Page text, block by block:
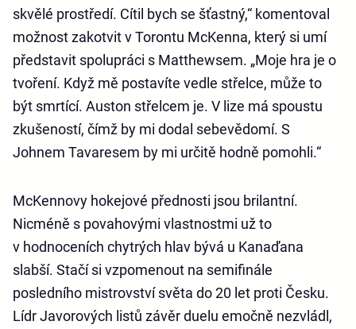
skvělé prostředí. Cítil bych se šťastný,“ komentoval
možnost zakotvit v Torontu McKenna, který si umí
představit spolupráci s Matthewsem. „Moje hra je o
tvoření. Když mě postavíte vedle střelce, může to
být smrtící. Auston střelcem je. V lize má spoustu
zkušeností, čímž by mi dodal sebevědomí. S
Johnem Tavaresem by mi určitě hodně pomohli.“
McKennovy hokejové přednosti jsou brilantní.
Nicméně s povahovými vlastnostmi už to
v hodnoceních chytrých hlav bývá u Kanaďana
slabší. Stačí si vzpomenout na semifinále
posledního mistrovství světa do 20 let proti Česku.
Lídr Javorových listů závěr duelu emočně nezvládl,